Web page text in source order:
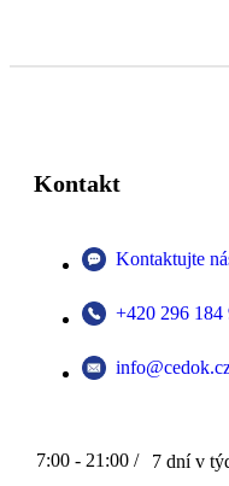
Kontakt
Kontaktujte
+420 296 184
7:00 - 21:00 / 7 dní v